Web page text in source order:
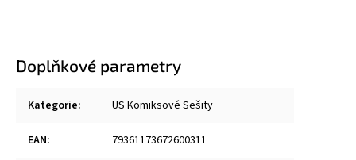
Doplňkové parametry
Kategorie: US Komiksové Sešity
EAN: 79361173672600311